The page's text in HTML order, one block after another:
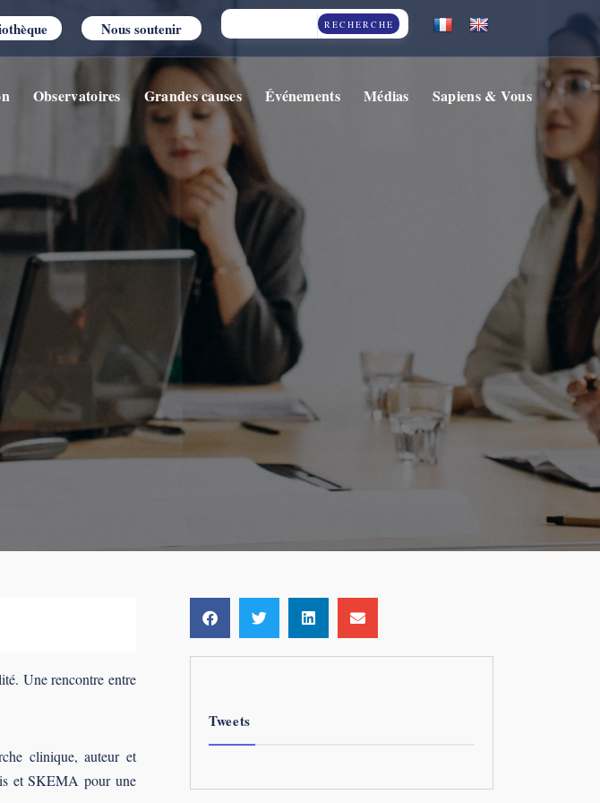
Nous soutenir RECHERCHE
Observatoires Grandes causes Événements Médias Sapiens & Vous
Une rencontre entre
clinique, auteur et
et SKEMA pour une
Tweets